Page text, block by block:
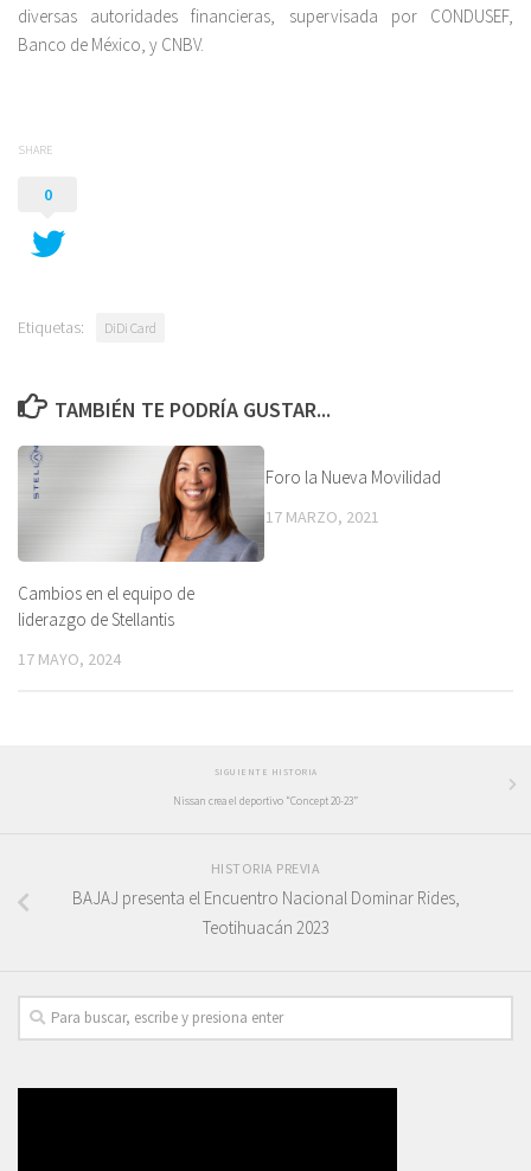
diversas autoridades financieras, supervisada por CONDUSEF,
Banco de México, y CNBV.
SHARE
0
Etiquetas: DiDi Card
TAMBIÉN TE PODRÍA GUSTAR...
Cambios en el equipo de
liderazgo de Stellantis
17 MAYO, 2024
Foro la Nueva Movilidad
17 MARZO, 2021
SIGUIENTE HISTORIA
Nissan crea el deportivo “Concept 20-23”
HISTORIA PREVIA
BAJAJ presenta el Encuentro Nacional Dominar Rides,
Teotihuacán 2023